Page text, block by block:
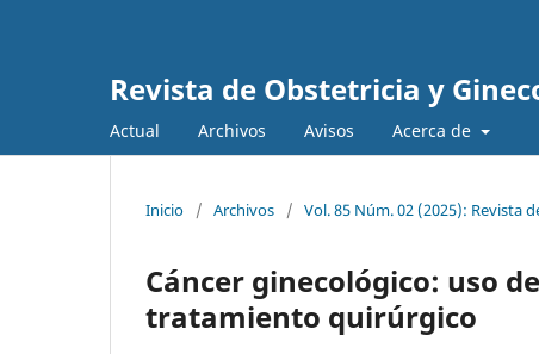
Revista de Obstetricia y
Actual Archivos Avisos Acerca de
Inicio / Archivos / Vol. 85 Núm. 02 (2025): Revista
Cáncer ginecológico: uso
tratamiento quirúrgico